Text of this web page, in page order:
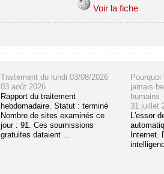
Voir la fiche
Traitement du lundi 03/08/2026
03 août 2026
Rapport du traitement
hebdomadaire. Statut : terminé
Nombre de sites examinés ce
jour : 91. Ces soumissions
gratuites dataient ...
jamais
humains
31 juillet
L'essor
Internet.